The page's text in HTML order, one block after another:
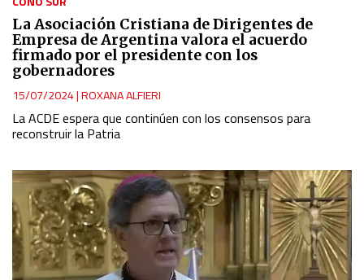
La Asociación Cristiana de Dirigentes de
Empresa de Argentina valora el acuerdo
firmado por el presidente con los
gobernadores
15/07/2024|ROXANA ALFIERI
La ACDE espera que continúen con los consensos para
reconstruir la Patria